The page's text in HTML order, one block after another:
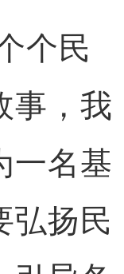
个民
事，我
一名基
弘扬民